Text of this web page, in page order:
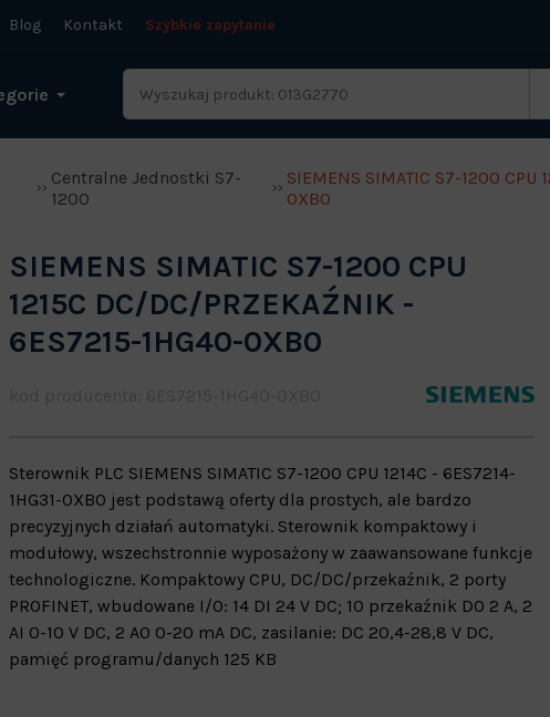
Blog Kontakt Szybkie zapytanie
Centralne Jednostki S7-
1200
SIEMENS SIMATIC S7-1200 CPU
0XB0
SIEMENS SIMATIC S7-1200 CPU
1215C DC/DC/PRZEKAŹNIK -
6ES7215-1HG40-0XB0
Sterownik PLC SIEMENS SIMATIC S7-1200 CPU 1214C - 6ES7214-
1HG31-0XB0 jest podstawą oferty dla prostych, ale bardzo
precyzyjnych działań automatyki. Sterownik kompaktowy i
modułowy, wszechstronnie wyposażony w zaawansowane funkcje
technologiczne. Kompaktowy CPU, DC/DC/przekaźnik, 2 porty
PROFINET, wbudowane I/O: 14 DI 24 V DC; 10 przekaźnik DO 2 A, 2
AI 0-10 V DC, 2 AO 0-20 mA DC, zasilanie: DC 20,4-28,8 V DC,
pamięć programu/danych 125 KB